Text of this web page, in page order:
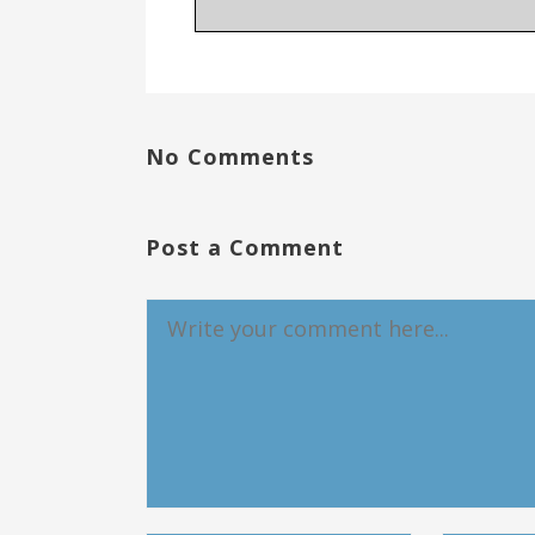
No Comments
Post a Comment